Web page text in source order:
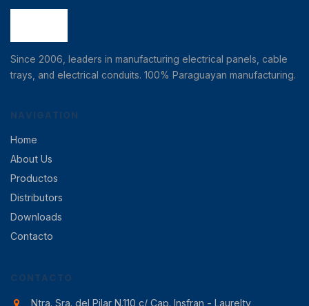
Since 2006, leaders in manufacturing electrical panels, cable
trays, and electrical conduits. 100% Paraguayan manufacturing.
NAVIGATION
Home
About Us
Productos
Distributors
Downloads
Contacto
CONTACTO
Ntra. Sra. del Pilar N.110 c/ Cap. Insfran - Laurelty